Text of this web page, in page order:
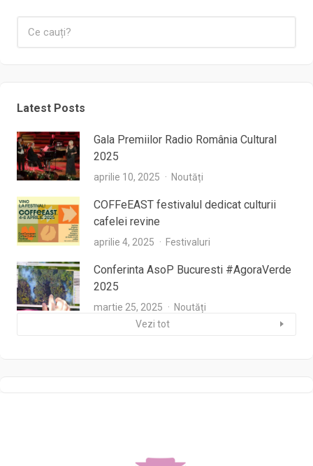
Latest Posts
Gala Premiilor Radio România Cultural
2025
aprilie 10, 2025 Noutăți
COFFeEAST festivalul dedicat culturii
cafelei revine
aprilie 4, 2025 Festivaluri
Conferinta AsoP Bucuresti #AgoraVerde
2025
martie 25, 2025
Noutăți
Vezi tot